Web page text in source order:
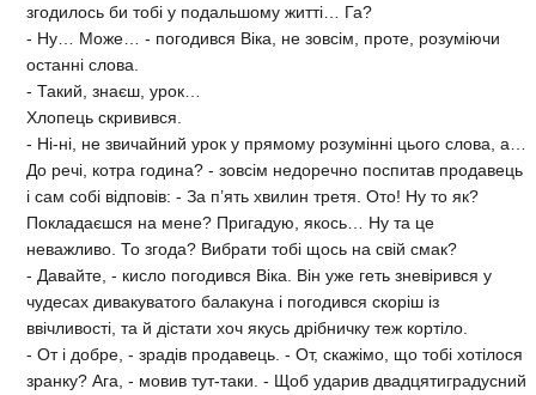
згодилось би тобі у подальшому житті… Га?
- Ну… Може… - погодився Віка, не зовсім, проте, розуміючи
останні слова.
- Такий, знаєш, урок…
Хлопець скривився.
- Ні-ні, не звичайний урок у прямому розумінні цього слова, а…
До речі, котра година? - зовсім недоречно поспитав продавець
і сам собі відповів: - За п’ять хвилин третя. Ото! Ну то як?
Покладаєшся на мене? Пригадую, якось… Ну та це
неважливо. То згода? Вибрати тобі щось на свій смак?
- Давайте, - кисло погодився Віка. Він уже геть зневірився у
чудесах дивакуватого балакуна і погодився скоріш із
ввічливості, та й дістати хоч якусь дрібничку теж кортіло.
- От і добре, - зрадів продавець. - От, скажімо, що тобі хотілося
зранку? Ага, - мовив тут-таки. - Щоб ударив двадцятиградусний